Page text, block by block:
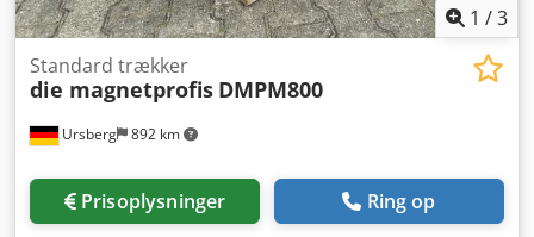
1 /3
Ursberg 892 km
Standard trækker
die magnetprofis DMPM800
Prisoplysninger Ring op